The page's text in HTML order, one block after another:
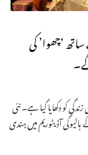
‘چھوا’ کی
کو دکھایا گیا ہے۔ نئی
آڈیٹوریم میں ہندی